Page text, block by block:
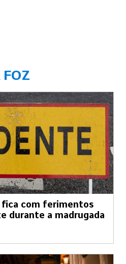
fica com ferimentos
durante a madrugada